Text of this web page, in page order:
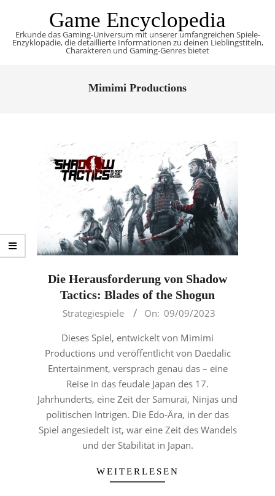
content
Game Encyclopedia
Erkunde das Gaming-Universum mit unserer umfangreichen Spiele-
Enzyklopädie, die detaillierte Informationen zu deinen Lieblingstiteln,
Charakteren und Gaming-Genres bietet
Mimimi Productions
Die Herausforderung von Shadow
Tactics: Blades of the Shogun
Strategiespiele On: 09/09/2023
Dieses Spiel, entwickelt von Mimimi
Productions und veröffentlicht von Daedalic
Entertainment, versprach genau das – eine
Reise in das feudale Japan des 17.
Jahrhunderts, eine Zeit der Samurai, Ninjas und
politischen Intrigen. Die Edo-Ära, in der das
Spiel angesiedelt ist, war eine Zeit des Wandels
und der Stabilität in Japan.
WEITERLESEN